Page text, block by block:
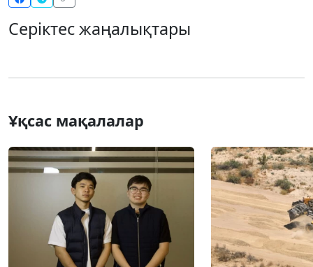
Серіктес жаңалықтары
Ұқсас мақалалар